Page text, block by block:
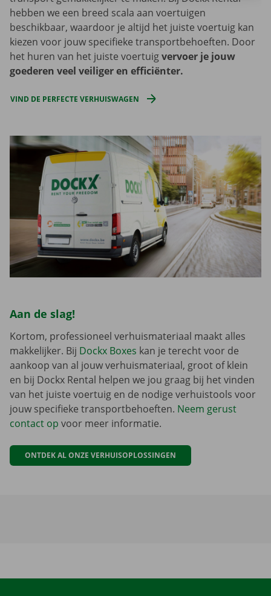
hebben we een breed scala aan voertuigen
beschikbaar, waardoor je altijd het juiste voertuig kan
kiezen voor jouw specifieke transportbehoeften. Door
het huren van het juiste voertuigvervoer je jouw
goederen veel veiliger en efficiënter.
VIND DE PERFECTE VERHUISWAGEN
Aan de slag!
Kortom, professioneel verhuismateriaal maakt alles
makkelijker. Bij Dockx Boxes kan je terecht voor de
aankoop van al jouw verhuismateriaal, groot of klein
en bij Dockx Rental helpen we jou graag bij het vinden
van het juiste voertuig en de nodige verhuistools voor
jouw specifieke transportbehoeften. Neem gerust
contact op voor meer informatie.
ONTDEK AL ONZE VERHUISOPLOSSINGEN